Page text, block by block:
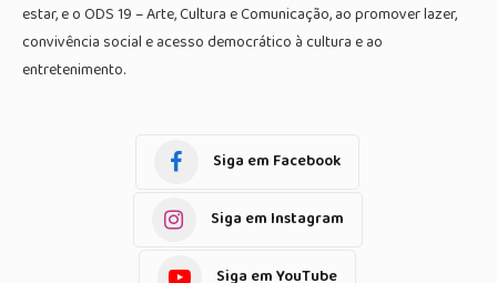
estar, e o ODS 19 – Arte, Cultura e Comunicação, ao promover lazer,
convivência social e acesso democrático à cultura e ao
entretenimento.
Siga em Facebook
Siga em Instagram
Siga em YouTube